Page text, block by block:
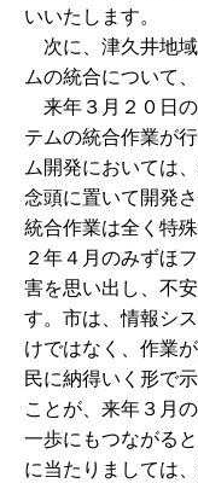
いいたします。
次に、津久井地
ムの統合について
来年３月２０日
テムの統合作業が
ム開発においては
念頭に置いて開発
統合作業は全く特
２年４月のみずほ
害を思い出し、不
す。市は、情報シ
けではなく、作業
民に納得いく形で
ことが、来年３月
一歩にもつながる
に当たりましては